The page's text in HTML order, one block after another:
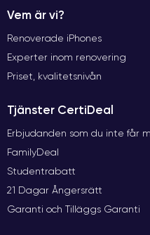
Vem är vi?
Renoverade iPhones
Experter inom renovering
Priset, kvalitetsnivån
Tjänster CertiDeal
Erbjudanden som du inte får
FamilyDeal
Studentrabatt
21 Dagar Ångersrätt
Garanti och Tilläggs Garanti